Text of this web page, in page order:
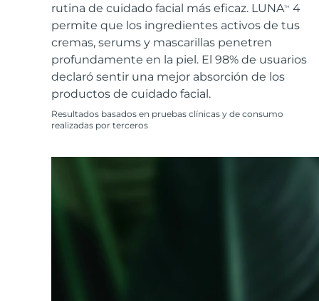
rutina de cuidado facial más eficaz. LUNATM
4
permite que los ingredientes activos de tus
cremas, serums y mascarillas penetren
profundamente en la piel. El 98% de usuarios
declaró sentir una mejor absorción de los
productos de cuidado facial.
Resultados basados en pruebas clínicas y de consumo
realizadas por terceros
All acne treatment devices
All revitalizing eye massagers
Cuidado de la piel KIWI™
Advanced pore care essentials
Serum
For healthy hair
issa™ Teeth Whitening Gel
18% PAP
Cosméticos Hombres
Comprar todo